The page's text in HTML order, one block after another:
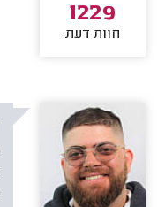
1229
חוות דעת